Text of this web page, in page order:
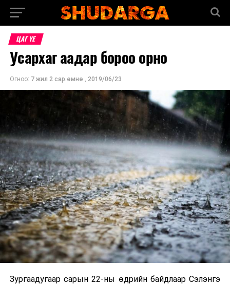
ЦАГ ҮЕ
Усархаг аадар бороо орно
Огноо: 7 жил 2 сар.өмнө , 2019/06/23
Зургаадугаар сарын 22-ны өдрийн байдлаар Сэлэнгэ